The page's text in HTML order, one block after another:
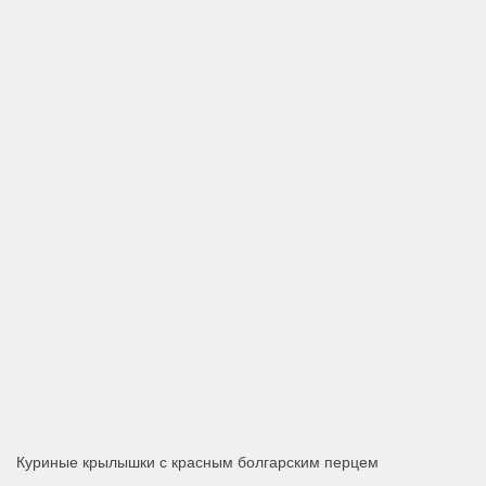
Куриные крылышки с красным болгарским перцем